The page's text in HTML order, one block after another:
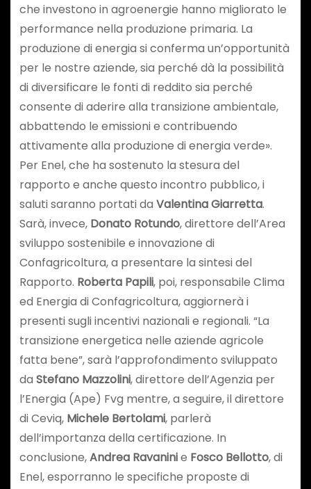
che investono in agroenergie hanno migliorato le
performance nella produzione primaria. La
produzione di energia si conferma un’opportunità
per le nostre aziende, sia perché dà la possibilità
di diversificare le fonti di reddito sia perché
consente di aderire alla transizione ambientale,
abbattendo le emissioni e contribuendo
attivamente alla produzione di energia verde».
Per Enel, che ha sostenuto la stesura del
rapporto e anche questo incontro pubblico, i
saluti saranno portati da Valentina Giarretta.
Sarà, invece, Donato Rotundo, direttore dell’Area
sviluppo sostenibile e innovazione di
Confagricoltura, a presentare la sintesi del
Rapporto. Roberta Papili, poi, responsabile Clima
ed Energia di Confagricoltura, aggiornerà i
presenti sugli incentivi nazionali e regionali. “La
transizione energetica nelle aziende agricole
fatta bene”, sarà l’approfondimento sviluppato
da Stefano Mazzolini, direttore dell’Agenzia per
l’Energia (Ape) Fvg mentre, a seguire, il direttore
di Ceviq, Michele Bertolami, parlerà
dell’importanza della certificazione. In
conclusione,Andrea Ravaninie Fosco Bellotto, di
Enel, esporranno le specifiche proposte di